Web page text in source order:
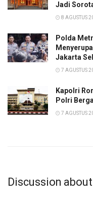
Jadi
8 AGUSTUS
Polda
Jakarta
7 AGUSTUS
Kapolri
Polri
7 AGUSTUS
Discussion